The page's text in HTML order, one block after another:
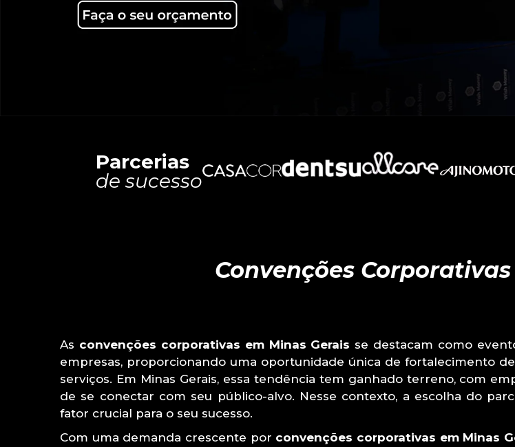
Parcerias
de sucesso
Convenções
As convenções corporativas em Minas Gerais se destacam como
empresas, proporcionando uma oportunidade única de fortalecimento
serviços. Em Minas Gerais, essa tendência tem ganhado terreno, com
de se conectar com seu público-alvo. Nesse contexto, a escolha do
fator crucial para o seu sucesso.
Com uma demanda crescente por convenções corporativas em Minas